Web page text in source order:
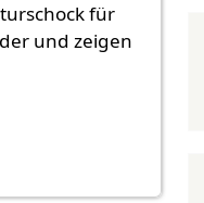
für
und zeigen